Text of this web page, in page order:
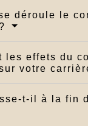
déroule le
les effets du
votre
t-il à la fin